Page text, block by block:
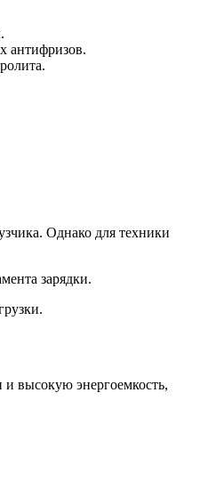
антифризов.
Однако для техники
зарядки.
высокую энергоемкость,